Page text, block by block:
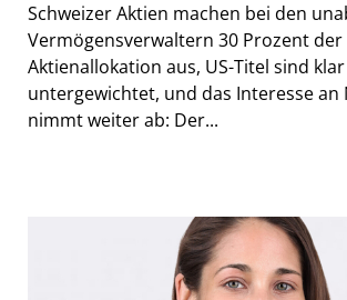
Schweizer Aktien machen bei den
Vermögensverwaltern 30 Prozent der
Aktienallokation aus, US-Titel sind klar
untergewichtet, und das Interesse an
nimmt weiter ab: Der...